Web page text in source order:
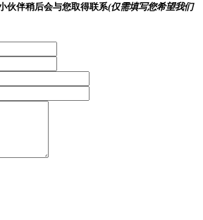
伙伴稍后会与您取得联系(仅需填写您希望我们